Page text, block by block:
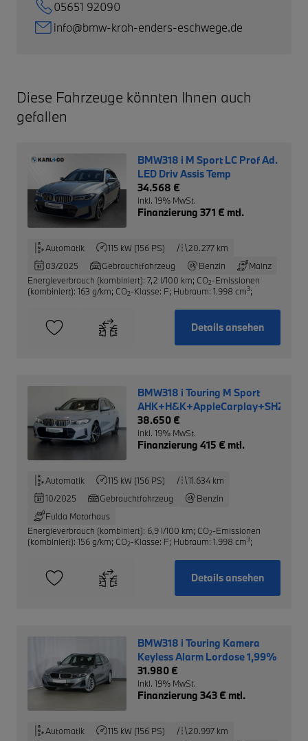
05651 92090
info@bmw-krah-enders-eschwege.de
Diese Fahrzeuge könnten Ihnen auch
gefallen
BMW318 i M Sport LC Prof Ad.
LED Driv Assis Temp
34.568 €
inkl. 19% MwSt.
Finanzierung 371 € mtl.
Automatik 115 kW (156 PS)
20.277 km
03/2025
Gebrauchtfahrzeug Benzin
Mainz
Energieverbrauch (kombiniert): 7,2 l/100 km; CO2-Emissionen
(kombiniert): 163 g/km; CO2-Klasse: F; Hubraum: 1.998 cm3;
Details ansehen
BMW318 i Touring M Sport
AHK+H&K+AppleCarplay+SHZ
38.650 €
inkl. 19% MwSt.
Finanzierung 415 € mtl.
Automatik 115 kW (156 PS)
11.634 km
10/2025
Gebrauchtfahrzeug
Benzin
Fulda Motorhaus
Energieverbrauch (kombiniert): 6,9 l/100 km; CO2-Emissionen
(kombiniert): 156 g/km; CO2-Klasse: F; Hubraum: 1.998 cm3;
Details ansehen
BMW318 i Touring Kamera
Keyless Alarm Lordose 1,99%
31.980 €
inkl. 19% MwSt.
Finanzierung 343 € mtl.
Automatik 115 kW (156 PS)
20.997 km